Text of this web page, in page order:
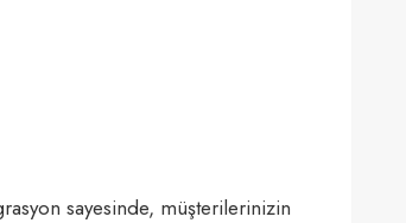
sayesinde, müşterilerinizin